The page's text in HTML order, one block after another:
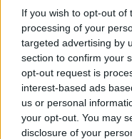
If you wish to opt-out of
processing of your
targeted advertising by
section to confirm your
opt-out request is
interest-based ads
us or personal
your opt-out. You may
disclosure of your